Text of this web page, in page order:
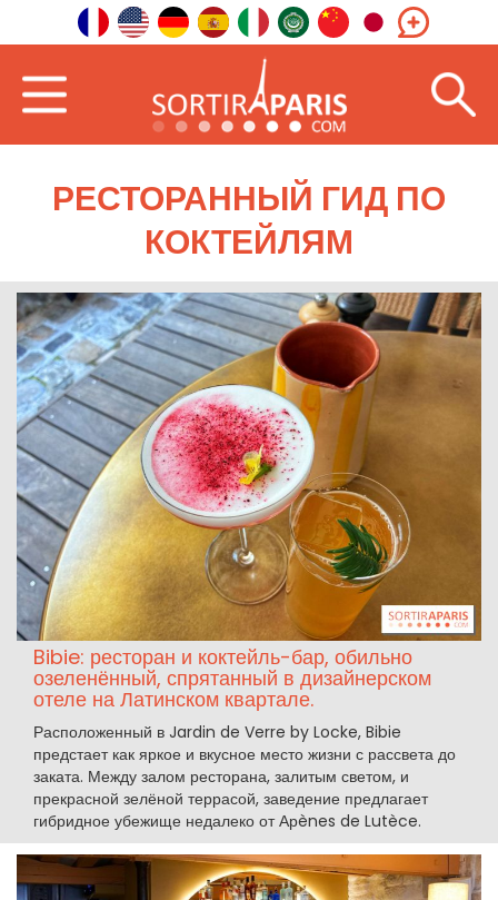
РЕСТОРАННЫЙ ГИД ПО
КОКТЕЙЛЯМ
Bibie: ресторан и коктейль-бар, обильно
озеленённый, спрятанный в дизайнерском
отеле на Латинском квартале.
Расположенный в Jardin de Verre by Locke, Bibie
предстает как яркое и вкусное место жизни с рассвета до
заката. Между залом ресторана, залитым светом, и
прекрасной зелёной террасой, заведение предлагает
гибридное убежище недалеко от Арènes de Lutèce.